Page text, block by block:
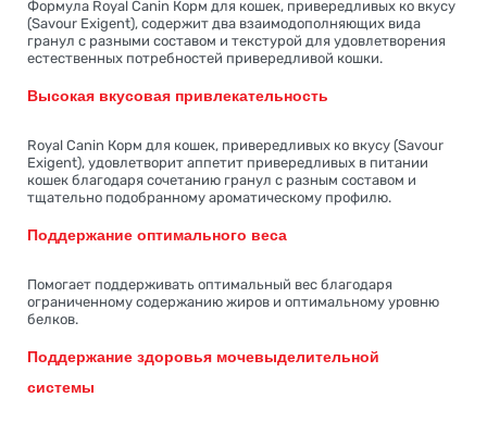
Формула Royal Canin Корм для кошек, привередливых ко вкусу
(Savour Exigent), содержит два взаимодополняющих вида
гранул с разными составом и текстурой для удовлетворения
естественных потребностей привередливой кошки.
Высокая вкусовая привлекательность
Royal Canin Корм для кошек, привередливых ко вкусу (Savour
Exigent), удовлетворит аппетит привередливых в питании
кошек благодаря сочетанию гранул с разным составом и
тщательно подобранному ароматическому профилю.
Поддержание оптимального веса
Помогает поддерживать оптимальный вес благодаря
ограниченному содержанию жиров и оптимальному уровню
белков.
Поддержание здоровья мочевыделительной
системы